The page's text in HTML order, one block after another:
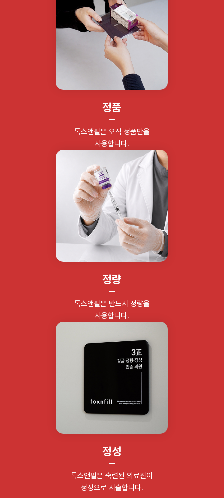
정품
톡스앤필은 오직 정품만을
사용합니다.
정량
톡스앤필은 반드시 정량을
사용합니다.
정성
톡스앤필은 숙련된 의료진이
정성으로 시술합니다.